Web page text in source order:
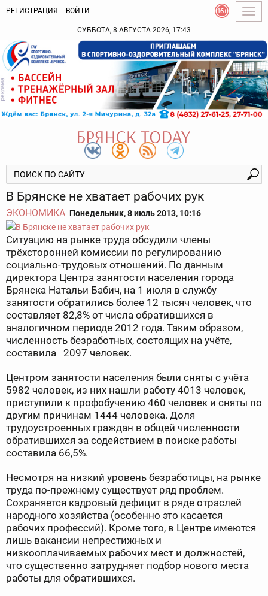
РЕГИСТРАЦИЯ ВОЙТИ
СУББОТА, 8 АВГУСТА 2026, 17:43
В Брянске не хватает рабочих рук
ЭКОНОМИКА Понедельник, 8 июль 2013, 10:16
Ситуацию на рынке труда обсудили члены
трёхсторонней комиссии по регулированию
социально-трудовых отношений. По данным
директора Центра занятости населения города
Брянска Натальи Бабич, на 1 июля в службу
занятости обратились более 12 тысяч человек, что
составляет 82,8% от числа обратившихся в
аналогичном периоде 2012 года. Таким образом,
численность безработных, состоящих на учёте,
составила 2097 человек.
Центром занятости населения были сняты с учёта
5982 человек, из них нашли работу 4013 человек,
приступили к профобучению 460 человек и сняты по
другим причинам 1444 человека. Доля
трудоустроенных граждан в общей численности
обратившихся за содействием в поиске работы
составила 66,5%.
Несмотря на низкий уровень безработицы, на рынке
труда по-прежнему существует ряд проблем.
Сохраняется кадровый дефицит в ряде отраслей
народного хозяйства (особенно это касается
рабочих профессий). Кроме того, в Центре имеются
лишь вакансии непрестижных и
низкооплачиваемых рабочих мест и должностей,
что существенно затрудняет подбор нового места
работы для обратившихся.